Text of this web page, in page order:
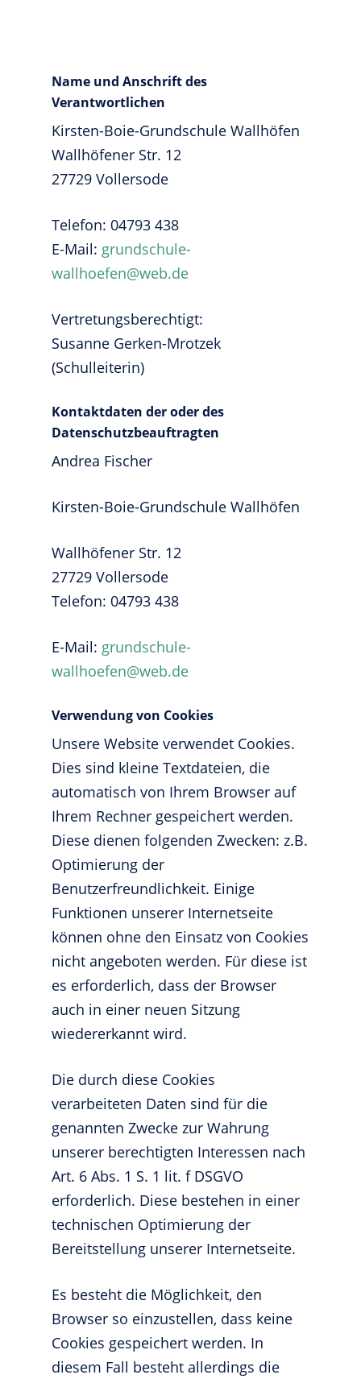
Name und Anschrift des
Verantwortlichen
Kirsten-Boie-Grundschule Wallhöfen
Wallhöfener Str. 12
27729 Vollersode
Telefon: 04793 438
E-Mail: grundschule-
wallhoefen@web.de
Vertretungsberechtigt:
Susanne Gerken-Mrotzek
(Schulleiterin)
Kontaktdaten der oder des
Datenschutzbeauftragten
Andrea Fischer
Kirsten-Boie-Grundschule Wallhöfen
Wallhöfener Str. 12
27729 Vollersode
Telefon: 04793 438
E-Mail: grundschule-
wallhoefen@web.de
Verwendung von Cookies
Unsere Website verwendet Cookies.
Dies sind kleine Textdateien, die
automatisch von Ihrem Browser auf
Ihrem Rechner gespeichert werden.
Diese dienen folgenden Zwecken: z.B.
Optimierung der
Benutzerfreundlichkeit. Einige
Funktionen unserer Internetseite
können ohne den Einsatz von Cookies
nicht angeboten werden. Für diese ist
es erforderlich, dass der Browser
auch in einer neuen Sitzung
wiedererkannt wird.
Die durch diese Cookies
verarbeiteten Daten sind für die
genannten Zwecke zur Wahrung
unserer berechtigten Interessen nach
Art. 6 Abs. 1 S. 1 lit. f DSGVO
erforderlich. Diese bestehen in einer
technischen Optimierung der
Bereitstellung unserer Internetseite.
Es besteht die Möglichkeit, den
Browser so einzustellen, dass keine
Cookies gespeichert werden. In
diesem Fall besteht allerdings die